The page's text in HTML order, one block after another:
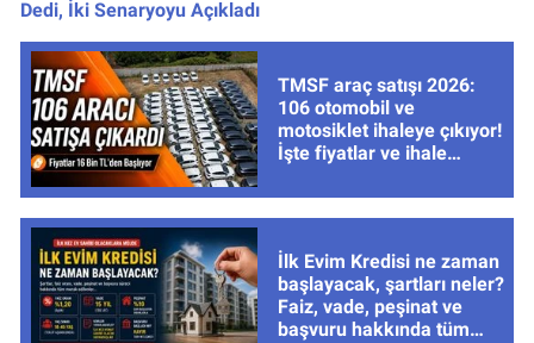
Dedi, İki Senaryoyu Açıkladı
TMSF araç satışı 2026:
106 otomobil ve
motosiklet ihaleye çıkıyor!
İşte fiyatlar ve ihale
İlk Evim Kredisi ne zaman
başlayacak, şartları neler?
Faiz, vade, peşinat ve
başvuru hakkında tüm